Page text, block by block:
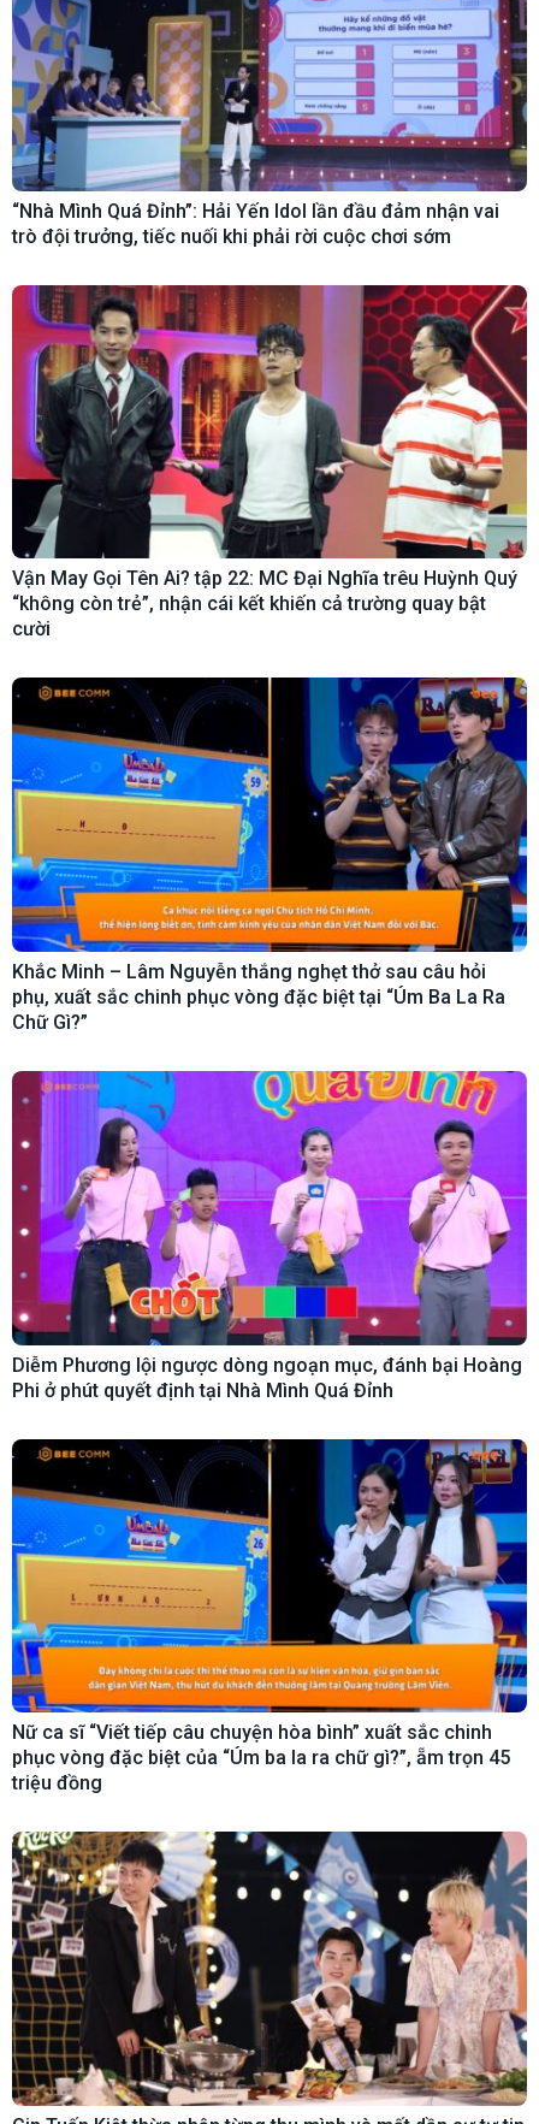
“Nhà Mình Quá Đỉnh”: Hải Yến Idol lần đầu đảm nhận vai
trò đội trưởng, tiếc nuối khi phải rời cuộc chơi sớm
Vận May Gọi Tên Ai? tập 22: MC Đại Nghĩa trêu Huỳnh Quý
“không còn trẻ”, nhận cái kết khiến cả trường quay bật
cười
Khắc Minh – Lâm Nguyễn thắng nghẹt thở sau câu hỏi
phụ, xuất sắc chinh phục vòng đặc biệt tại “Úm Ba La Ra
Chữ Gì?”
Diễm Phương lội ngược dòng ngoạn mục, đánh bại Hoàng
Phi ở phút quyết định tại Nhà Mình Quá Đỉnh
Nữ ca sĩ “Viết tiếp câu chuyện hòa bình” xuất sắc chinh
phục vòng đặc biệt của “Úm ba la ra chữ gì?”, ẵm trọn 45
triệu đồng